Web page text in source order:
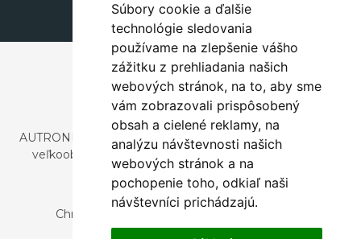
Súbory cookie a ďalšie
technológie sledovania
používame na zlepšenie vášho
zážitku z prehliadania našich
webových stránok, na to, aby sme
vám zobrazovali prispôsobený
obsah a cielené reklamy, na
analýzu návštevnosti našich
webových stránok a na
pochopenie toho, odkiaľ naši
návštevníci prichádzajú.
AUTRONIC, s.r.o. je spoločnosť zaoberajúca sa dovozom a
veľkoobchodným predajom dizajnového aj štýlového
nábytku a dekorácií.
Česká republika
Chrustenice 270, 267 12 Loděnice u Berouna